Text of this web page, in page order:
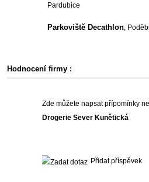
Pardubice
Parkoviště Decathlon,
Hodnocení firmy :
Zde můžete napsat přípomínky
Drogerie Sever Kunětická
Přidat příspěvek